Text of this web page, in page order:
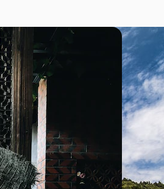
Sản phẩm
Spaces
Trợ Lý AI
Trình tạo hình ảnh
AI
Trình tạo video AI
Máy phát giọng nói
Bắt đầu
Academy
Tài liệu
Điều khoản sử
Chính sách bảo